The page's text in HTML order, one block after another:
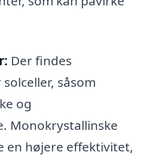
Der findes
såsom
og
Monokrystallinske
en højere effektivitet,